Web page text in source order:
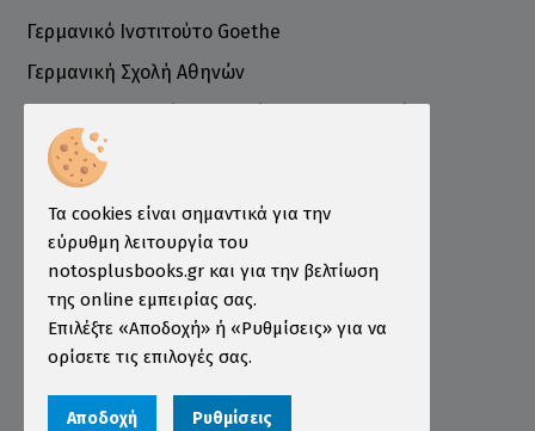
Γερμανικό Ινστιτούτο Goethe
Γερμανική Σχολή Αθηνών
Επιμελητήριο
Ινστιτούτο ÖSD Ελλάδας
Πληροφορίες
Τρόποι Παραγγελίας
Τρόποι Πληρωμής
Τρόποι Αποστολής
Όροι χρήσης
Τα cookies είναι σημαντικά για την
εύρυθμη λειτουργία του
notosplusbooks.gr και για την βελτίωση
της online εμπειρίας σας.
Επιλέξτε «Αποδοχή» ή «Ρυθμίσεις» για να
ορίσετε τις επιλογές σας.
Αποδοχή Ρυθμίσεις